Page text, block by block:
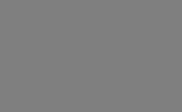
Magistern 1)